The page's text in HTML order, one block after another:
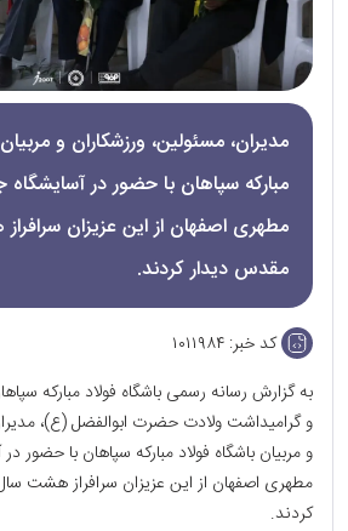
مدیران، مسئولین، ورزشکاران و
مبارکه سپاهان با حضور در آسایشگاه
مطهری اصفهان از این عزیزان
مقدس دیدار کردند.
کد خبر: ۱۰۱۱۹۸۴
به گزارش رسانه رسمی باشگاه فولاد مبارکه
و گرامیداشت ولادت حضرت ابوالفضل (ع)،
و مربیان باشگاه فولاد مبارکه سپاهان با حضور
مطهری اصفهان از این عزیزان سرافراز هشت
کردند.